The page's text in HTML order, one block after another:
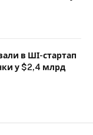
в ШІ-стартап
у $2,4 млрд